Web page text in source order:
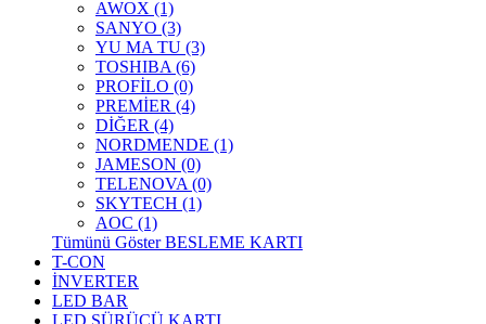
AWOX (1)
SANYO (3)
YU MA TU (3)
TOSHIBA (6)
PROFİLO (0)
PREMİER (4)
DİĞER (4)
NORDMENDE (1)
JAMESON (0)
TELENOVA (0)
SKYTECH (1)
AOC (1)
Tümünü Göster BESLEME KARTI
T-CON
İNVERTER
LED BAR
LED SÜRÜCÜ KARTI